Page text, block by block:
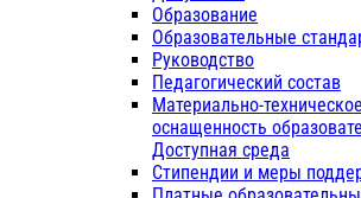
Образование
Образовательные
Руководство
Педагогический состав
Материально-
оснащенность
Доступная среда
Стипендии и меры